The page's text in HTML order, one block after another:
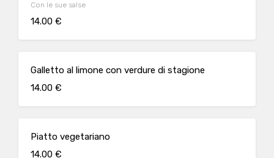
Con le sue salse
14.00 €
Galletto al limone con verdure di stagione
14.00 €
Piatto vegetariano
14.00 €